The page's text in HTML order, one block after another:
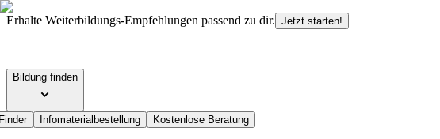
Erhalte Weiterbildungs-Empfehlungen passend zu dir. Jetzt starten!
Bildung finden
Infomaterialbestellung Kostenlose Beratung